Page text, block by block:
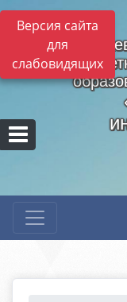
Версия сайта
для
слабовидящих